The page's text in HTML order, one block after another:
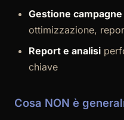
Gestione campagne
ottimizzazione,
Report e analisi
chiave
Cosa NON è